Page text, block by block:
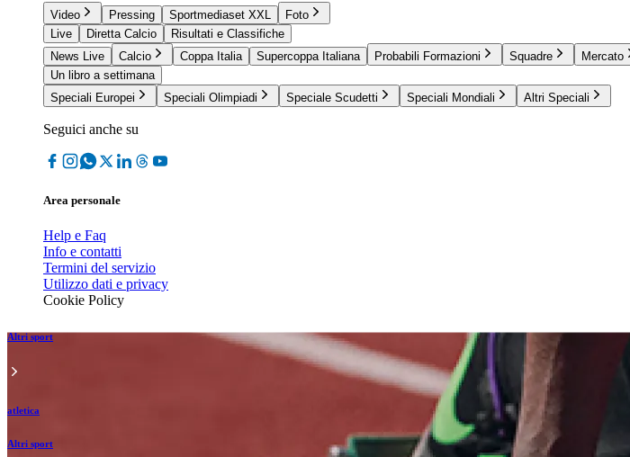
Video Pressing Sportmediaset XXL
Foto
Live
Diretta Calcio
Risultati e Classifiche
News Live
Calcio Coppa Italia Supercoppa Italiana Probabili Formazioni Squadre Mercato
Un libro a settimana
Speciali Europei
Speciali Olimpiadi Speciale Scudetti Speciali Mondiali Altri Speciali
Seguici anche su
Area personale
Help e Faq
Info e contatti
Termini del servizio
Utilizzo dati e privacy
Cookie Policy
Altri sport
atletica
Altri sport